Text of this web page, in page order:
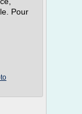
Pour